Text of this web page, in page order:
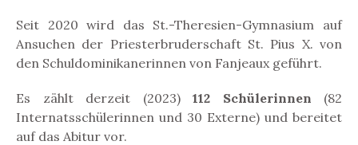
Seit 2020 wird das St.-Theresien-Gymnasium auf
Ansuchen der Priesterbruderschaft St. Pius X. von
den Schuldominikanerinnen von Fanjeaux geführt.
Es zählt derzeit (2023) 112 Schülerinnen (82
Internatsschülerinnen und 30 Externe) und bereitet
auf das Abitur vor.